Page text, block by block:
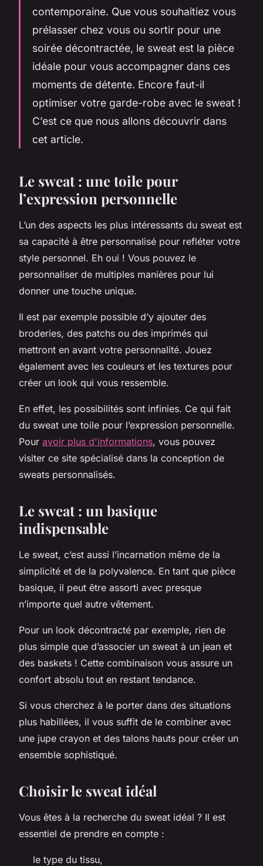
contemporaine. Que vous souhaitiez vous
prélasser chez vous ou sortir pour une
soirée décontractée, le sweat est la pièce
idéale pour vous accompagner dans ces
moments de détente. Encore faut-il
optimiser votre garde-robe avec le sweat !
C’est ce que nous allons découvrir dans
cet article.
Le sweat : une toile pour
l’expression personnelle
L’un des aspects les plus intéressants du sweat est
sa capacité à être personnalisé pour refléter votre
style personnel. Eh oui ! Vous pouvez le
personnaliser de multiples manières pour lui
donner une touche unique.
Il est par exemple possible d’y ajouter des
broderies, des patchs ou des imprimés qui
mettront en avant votre personnalité. Jouez
également avec les couleurs et les textures pour
créer un look qui vous ressemble.
En effet, les possibilités sont infinies. Ce qui fait
du sweat une toile pour l’expression personnelle.
Pour avoir plus d'informations, vous pouvez
visiter ce site spécialisé dans la conception de
sweats personnalisés.
Le sweat : un basique
indispensable
Le sweat, c’est aussi l’incarnation même de la
simplicité et de la polyvalence. En tant que pièce
basique, il peut être assorti avec presque
n’importe quel autre vêtement.
Pour un look décontracté par exemple, rien de
plus simple que d’associer un sweat à un jean et
des baskets ! Cette combinaison vous assure un
confort absolu tout en restant tendance.
Si vous cherchez à le porter dans des situations
plus habillées, il vous suffit de le combiner avec
une jupe crayon et des talons hauts pour créer un
ensemble sophistiqué.
Choisir le sweat idéal
Vous êtes à la recherche du sweat idéal ? Il est
essentiel de prendre en compte :
le type du tissu,